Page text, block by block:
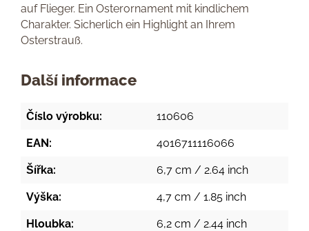
auf Flieger. Ein Osterornament mit kindlichem
Charakter. Sicherlich ein Highlight an Ihrem
Osterstrauß.
Další informace
Číslo výrobku: 110606
EAN: 4016711116066
Šířka: 6,7 cm / 2.64 inch
Výška: 4,7 cm / 1.85 inch
Hloubka: 6,2 cm / 2.44 inch